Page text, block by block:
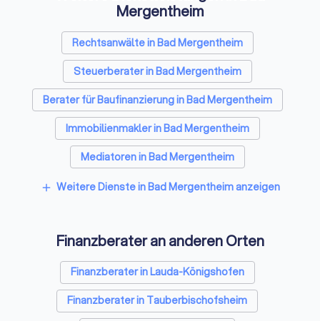
kostenlose Erstgespräche, um Ihnen die Vorzüge einer
professionellen und unabhängigen Finanzberatung zu
verdeutlichen. Vergleichen Sie die Spezialisten für
Finanzfragen mit wenigen Klicks und wählen Sie den besten
Finanzberater in Bad Mergentheim.
Mergentheim
Rechtsanwälte in Bad Mergentheim
Steuerberater in Bad Mergentheim
Berater für Baufinanzierung in Bad Mergentheim
Immobilienmakler in Bad Mergentheim
Mediatoren in Bad Mergentheim
Energieberater in Bad Mergentheim
add Weitere Dienste in Bad Mergentheim anzeigen
Finanzberater an anderen Orten
Finanzberater in Lauda-Königshofen
Finanzberater in Tauberbischofsheim